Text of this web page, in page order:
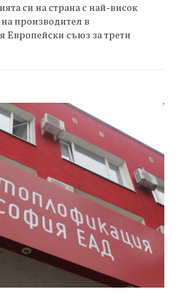
си на страна с най-висок
производител в
Европейски съюз за трети